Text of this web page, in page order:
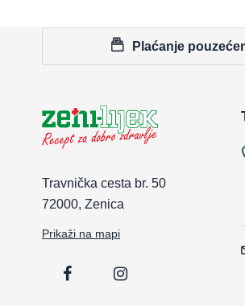
Advanced Medical Optics AMO
Afrodita
Agips Farmaceutici Srl
Alcon (Phoenix)
Alkaloid
ALKALOID AD (2)
Allin
Plaćanje
Travnička cesta br. 50
72000, Zenica
Prikaži na mapi